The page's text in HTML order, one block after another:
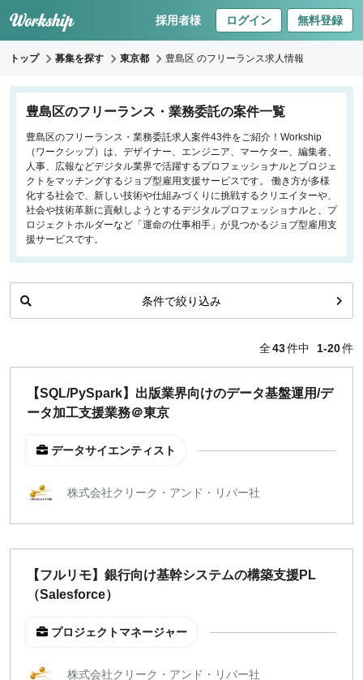
採用者様 ログイン 無料登録
トップ 募集を探す 東京都 豊島区 のフリーランス求人情報
豊島区のフリーランス・業務委託の案件一覧
豊島区のフリーランス・業務委託求人案件43件をご紹介！Workship
（ワークシップ）は、デザイナー、エンジニア、マーケター、編集者、
人事、広報などデジタル業界で活躍するプロフェッショナルとプロジェ
クトをマッチングするジョブ型雇用支援サービスです。 働き方が多様
化する社会で、新しい技術や仕組みづくりに挑戦するクリエイターや、
社会や技術革新に貢献しようとするデジタルプロフェッショナルと、プ
ロジェクトホルダーなど「運命の仕事相手」が見つかるジョブ型雇用支
援サービスです。
条件で絞り込み
キーワードで探す
職種
フロントエンドエンジニア
バックエンドエンジニア
インフラエンジニア
iOS/Androidアプリエンジニア
データサイエンティスト
出社希望
直接契約
土日週末OK
稼働時間
全43件中 1-20件
【SQL/PySpark】出版業界向けのデータ基盤運用/デ
ータ加工支援業務＠東京
データサイエンティスト
株式会社クリーク・アンド・リバー社
【フルリモ】銀行向け基幹システムの構築支援PL
（Salesforce）
プロジェクトマネージャー
株式会社クリーク・アンド・リバー社